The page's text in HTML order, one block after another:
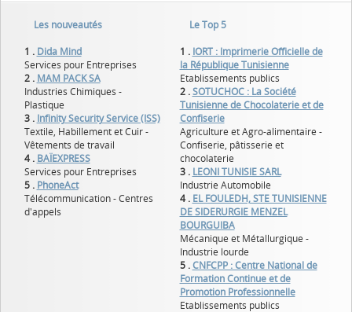
Les nouveautés
1 . Dida Mind
Services pour Entreprises
2 . MAM PACK SA
Industries Chimiques -
Plastique
3 . Infinity Security Service (ISS)
Textile, Habillement et Cuir -
Vêtements de travail
4 . BAÏEXPRESS
Services pour Entreprises
5 . PhoneAct
Télécommunication - Centres
d'appels
Le Top 5
1 . IORT : Imprimerie Officielle de
la République Tunisienne
Etablissements publics
2 .SOTUCHOC : La Société
Tunisienne de Chocolaterie et de
Confiserie
Agriculture et Agro-alimentaire -
Confiserie, pâtisserie et
chocolaterie
3 . LEONI TUNISIE SARL
Industrie Automobile
4 . EL FOULEDH, STE TUNISIENNE
DE SIDERURGIE MENZEL
BOURGUIBA
Mécanique et Métallurgique -
Industrie lourde
5 .CNFCPP : Centre National de
Formation Continue et de
Promotion Professionnelle
Etablissements publics